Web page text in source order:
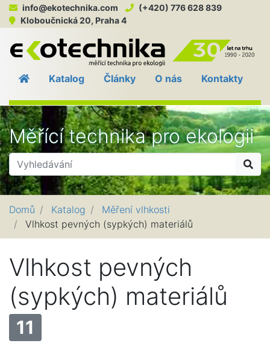
info@ekotechnika.com
(+420) 776 628 839
Kloboučnická 20, Praha 4
Katalog Články O nás Kontakty
Měřící technika pro ekologii
Domů Katalog
Měření vlhkosti
Vlhkost pevných (sypkých) materiálů
Vlhkost pevných
(sypkých) materiálů
11